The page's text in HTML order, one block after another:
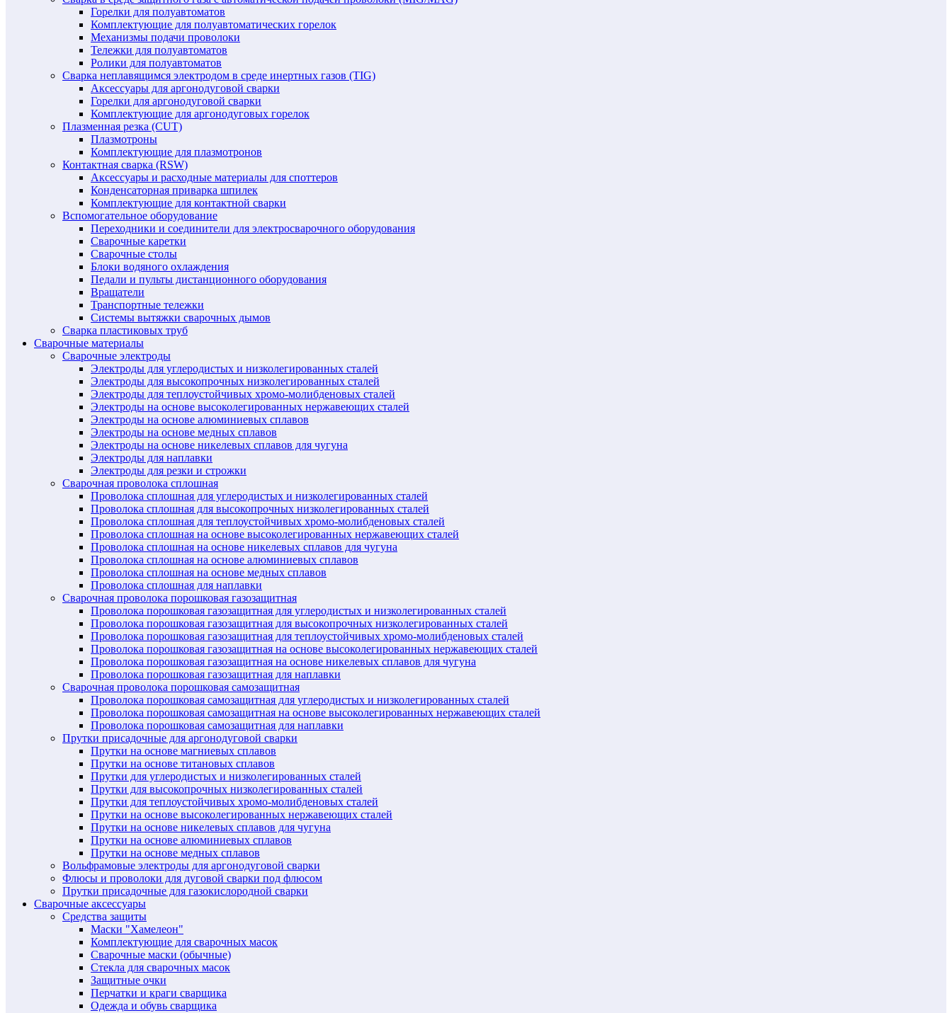
Горелки для полуавтоматов
Комплектующие для полуавтоматических горелок
Механизмы подачи проволоки
Тележки для полуавтоматов
Ролики для полуавтоматов
Сварка неплавящимся электродом в среде инертных газов (TIG)
Аксессуары для аргонодуговой сварки
Горелки для аргонодуговой сварки
Комплектующие для аргонодуговых горелок
Плазменная резка (CUT)
Плазмотроны
Комплектующие для плазмотронов
Контактная сварка (RSW)
Аксессуары и расходные материалы для споттеров
Конденсаторная приварка шпилек
Комплектующие для контактной сварки
Вспомогательное оборудование
Переходники и соединители для электросварочного оборудования
Сварочные каретки
Сварочные столы
Блоки водяного охлаждения
Педали и пульты дистанционного оборудования
Вращатели
Транспортные тележки
Системы вытяжки сварочных дымов
Сварка пластиковых труб
Сварочные материалы
Сварочные электроды
Электроды для углеродистых и низколегированных сталей
Электроды для высокопрочных низколегированных сталей
Электроды для теплоустойчивых хромо-молибденовых сталей
Электроды на основе высоколегированных нержавеющих сталей
Электроды на основе алюминиевых сплавов
Электроды на основе медных сплавов
Электроды на основе никелевых сплавов для чугуна
Электроды для наплавки
Электроды для резки и строжки
Сварочная проволока сплошная
Проволока сплошная для углеродистых и низколегированных сталей
Проволока сплошная для высокопрочных низколегированных сталей
Проволока сплошная для теплоустойчивых хромо-молибденовых сталей
Проволока сплошная на основе высоколегированных нержавеющих сталей
Проволока сплошная на основе никелевых сплавов для чугуна
Проволока сплошная на основе алюминиевых сплавов
Проволока сплошная на основе медных сплавов
Проволока сплошная для наплавки
Сварочная проволока порошковая газозащитная
Проволока порошковая газозащитная для углеродистых и низколегированных сталей
Проволока порошковая газозащитная для высокопрочных низколегированных сталей
Проволока порошковая газозащитная для теплоустойчивых хромо-молибденовых сталей
Проволока порошковая газозащитная на основе высоколегированных нержавеющих сталей
Проволока порошковая газозащитная на основе никелевых сплавов для чугуна
Проволока порошковая газозащитная для наплавки
Сварочная проволока порошковая самозащитная
Проволока порошковая самозащитная для углеродистых и низколегированных сталей
Проволока порошковая самозащитная на основе высоколегированных нержавеющих сталей
Проволока порошковая самозащитная для наплавки
Прутки присадочные для аргонодуговой сварки
Прутки на основе магниевых сплавов
Прутки на основе титановых сплавов
Прутки для углеродистых и низколегированных сталей
Прутки для высокопрочных низколегированных сталей
Прутки для теплоустойчивых хромо-молибденовых сталей
Прутки на основе высоколегированных нержавеющих сталей
Прутки на основе никелевых сплавов для чугуна
Прутки на основе алюминиевых сплавов
Прутки на основе медных сплавов
Вольфрамовые электроды для аргонодуговой сварки
Флюсы и проволоки для дуговой сварки под флюсом
Прутки присадочные для газокислородной сварки
Сварочные аксессуары
Средства защиты
Маски "Хамелеон"
Комплектующие для сварочных масок
Сварочные маски (обычные)
Стекла для сварочных масок
Защитные очки
Перчатки и краги сварщика
Одежда и обувь сварщика